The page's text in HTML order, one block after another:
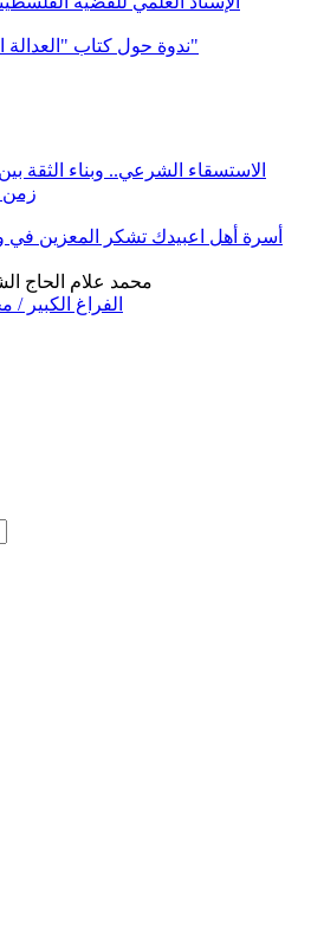
ندوة حول كتاب "العدالة الاجتماعية في الإسلام"
الاستسقاء الشرعي.. وبناء الثقة
زمن
أسرة أهل اعبيدك تشكر المعزين في
الفراغ الكبير